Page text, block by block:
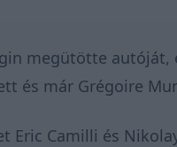
megütötte autóját,
és már Grégoire
Eric Camilli és